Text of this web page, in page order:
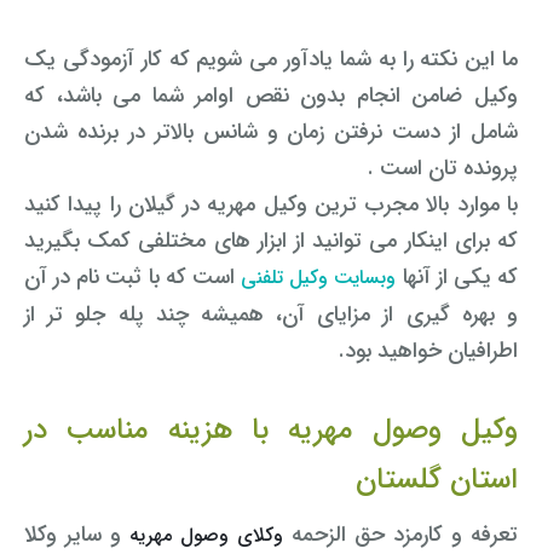
ما این نکته را به شما یادآور می شویم که کار آزمودگی یک
وکیل ضامن انجام بدون نقص اوامر شما می باشد، که
شامل از دست نرفتن زمان و شانس بالاتر در برنده شدن
پرونده تان است .
با موارد بالا مجرب ترین وکیل مهریه در گیلان را پیدا کنید
که برای اینکار می توانید از ابزار های مختلفی کمک بگیرید
که یکی از آنها وبسایت وکیل تلفنی است که با ثبت نام در آن
و بهره گیری از مزایای آن، همیشه چند پله جلو تر از
اطرافیان خواهید بود.
وکیل وصول مهریه با هزینه مناسب در
استان گلستان
تعرفه و کارمزد حق الزحمه وکلای وصول مهریه و سایر وکلا